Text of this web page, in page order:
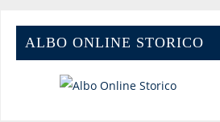
ALBO ONLINE STORICO